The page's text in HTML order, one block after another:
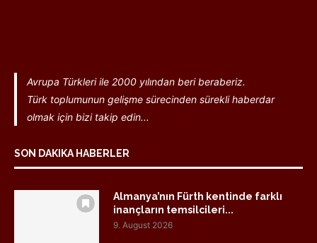
Avrupa Türkleri ile 2000 yılından beri beraberiz.
Türk toplumunun gelişme sürecinden sürekli haberdar
olmak için bizi takip edin...
SON DAKIKA HABERLER
Almanya’nın Fürth kentinde farklı
inançların temsilcileri...
9. August 2026